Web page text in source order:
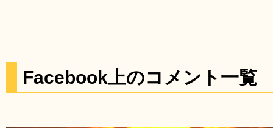
Facebook上のコメント一覧